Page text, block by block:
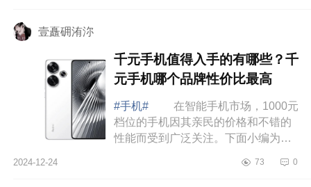
壹矗砽洧沵
千元手机值得入手的有哪些？千
元手机哪个品牌性价比最高
#手机#
在智能手机市场，1000元
档位的手机因其亲民的价格和不错的
性能而受到广泛关注。下面小编为大
些？千元手机哪个品牌性价比最
2024-12-24 73 0